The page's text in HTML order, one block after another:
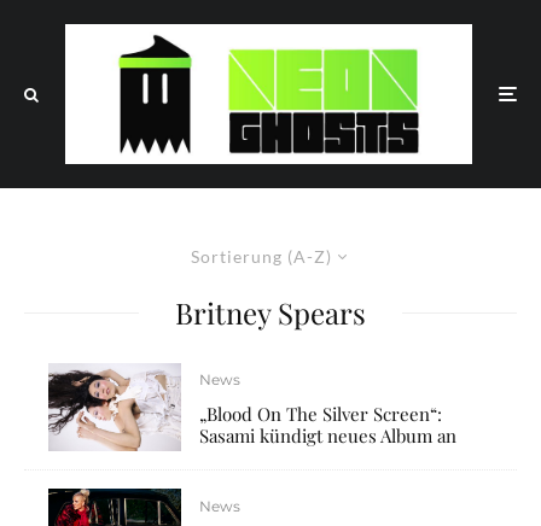
Sortierung (A-Z)
Britney Spears
News
„Blood On The Silver Screen“:
Sasami kündigt neues Album an
News